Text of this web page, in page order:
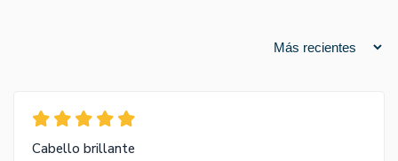
Cabello brillante